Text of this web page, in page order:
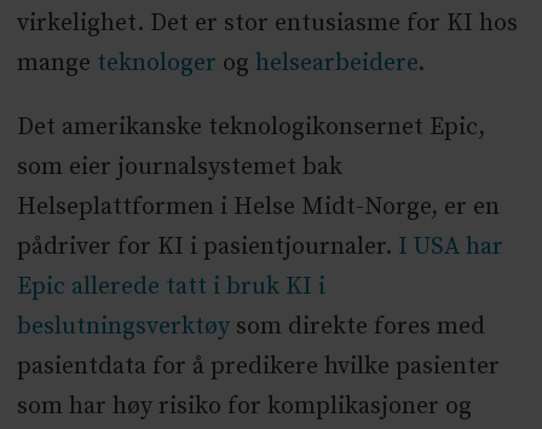
virkelighet. Det er stor entusiasme for KI hos
mange teknologer og helsearbeidere.
Det amerikanske teknologikonsernet Epic,
som eier journalsystemet bak
Helseplattformen i Helse Midt-Norge, er en
pådriver for KI i pasientjournaler. I USA har
Epic allerede tatt i bruk KI i
beslutningsverktøysom direkte fores med
pasientdata for å predikere hvilke pasienter
som har høy risiko for komplikasjoner og